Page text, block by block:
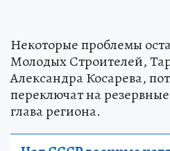
Некоторые проблемы
Молодых Строителей,
Александра Косарева,
переключат на
глава региона.